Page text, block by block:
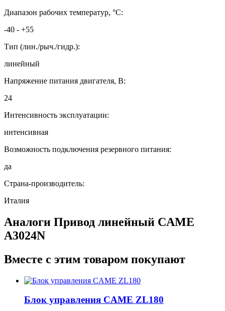
Диапазон рабочих температур, °C:
-40 - +55
Тип (лин./рыч./гидр.):
линейный
Напряжение питания двигателя, В:
24
Интенсивность эксплуатации:
интенсивная
Возможность подключения резервного питания:
да
Страна-производитель:
Италия
Аналоги Привод линейный CAME
A3024N
Вместе с этим товаром покупают
Блок управления CAME ZL180